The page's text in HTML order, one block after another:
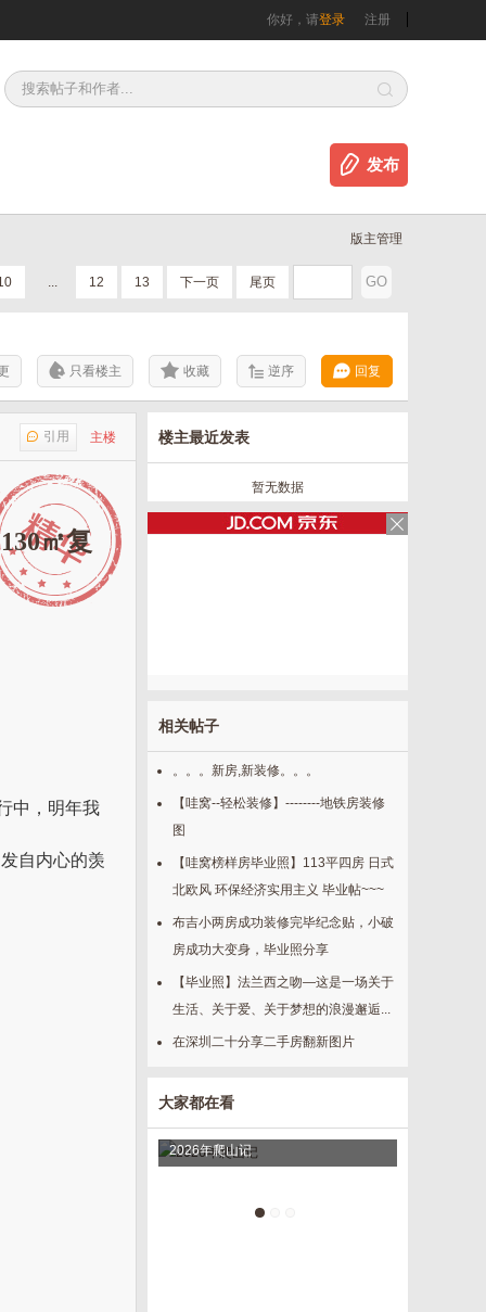
你好，请登录 注册
发布
版主管理
... 12 13 下一页 尾页
只看楼主 收藏 逆序 回复
主楼
引用
㎡复
中，明年我
自内心的羡
楼主最近发表
暂无数据
相关帖子
。。。新房,新装修。。。
【哇窝--轻松装修】--------地铁房装修
图
【哇窝榜样房毕业照】113平四房 日式
北欧风 环保经济实用主义 毕业帖~~~
布吉小两房成功装修完毕纪念贴，小破
房成功大变身，毕业照分享
【毕业照】法兰西之吻—这是一场关于
生活、关于爱、关于梦想的浪漫邂逅...
在深圳二十分享二手房翻新图片
大家都在看
2026年爬山记